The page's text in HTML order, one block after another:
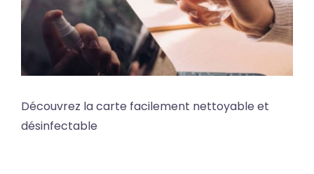
Découvrez la carte facilement nettoyable et
désinfectable